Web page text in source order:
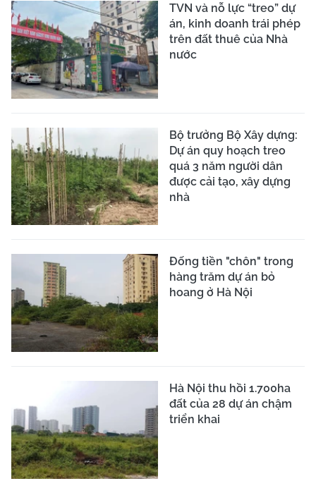
TVN và nỗ lực “treo” dự
án, kinh doanh trái phép
trên đất thuê của Nhà
nước
Bộ trưởng Bộ Xây dựng:
Dự án quy hoạch treo
quá 3 năm người dân
được cải tạo, xây dựng
nhà
Đống tiền "chôn" trong
hàng trăm dự án bỏ
hoang ở Hà Nội
Hà Nội thu hồi 1.700ha
đất của 28 dự án chậm
triển khai